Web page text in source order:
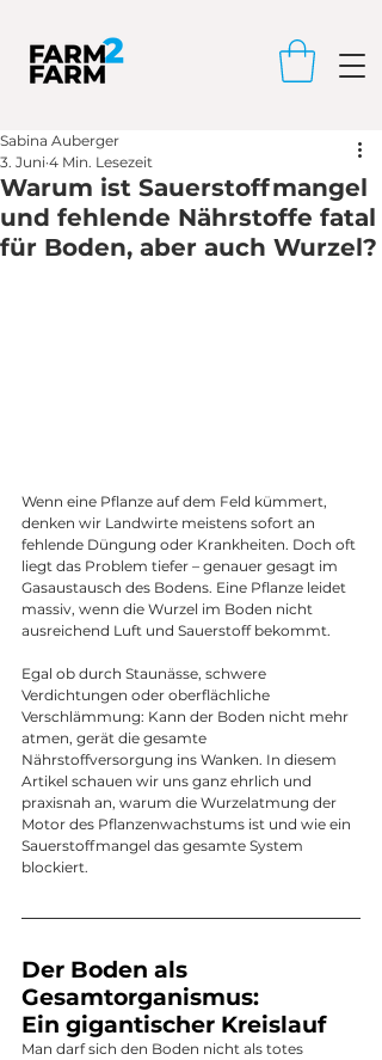
Warum ist Sauerstoffmangel
und fehlende Nährstoffe fatal
für Boden, aber auch Wurzel?
Sabina Auberger
3. Juni 4 Min. Lesezeit
Wenn eine Pflanze auf dem Feld kümmert,
denken wir Landwirte meistens sofort an
fehlende Düngung oder Krankheiten. Doch oft
liegt das Problem tiefer – genauer gesagt im
Gasaustausch des Bodens. Eine Pflanze leidet
massiv, wenn die Wurzel im Boden nicht
ausreichend Luft und Sauerstoff bekommt.
Egal ob durch Staunässe, schwere
Verdichtungen oder oberflächliche
Verschlämmung: Kann der Boden nicht mehr
atmen, gerät die gesamte
Nährstoffversorgung ins Wanken. In diesem
Artikel schauen wir uns ganz ehrlich und
praxisnah an, warum die Wurzelatmung der
Motor des Pflanzenwachstums ist und wie ein
Sauerstoffmangel das gesamte System
blockiert.
Der Boden als
Gesamtorganismus:
Ein gigantischer Kreislauf
Man darf sich den Boden nicht als totes